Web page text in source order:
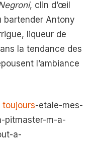
, clin d’œil
bartender Antony
liqueur de
la tendance des
l’ambiance
toujours-etale-mes-
pitmaster-m-a-
a-